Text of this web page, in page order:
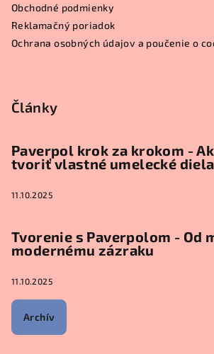
Obchodné podmienky
Reklamačný poriadok
Ochrana osobných údajov a poučenie o
Články
Paverpol krok za krokom -
tvoriť vlastné umelecké diela
11.10.2025
Tvorenie s Paverpolom - Od
modernému zázraku
11.10.2025
Archív